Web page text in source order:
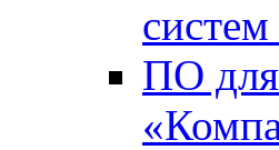
ПО для